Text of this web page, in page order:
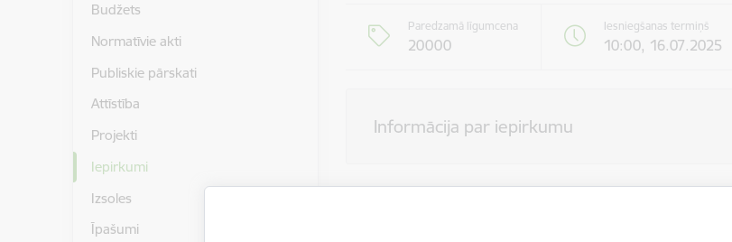
Budžets
Normatīvie akti
Publiskie pārskati
Attīstība
Projekti
Iepirkumi
Izsoles
Īpašumi
Paredzamā līgumcena
20000
Iesniegšanas termiņš
10:00, 16.07.2025
Informācija par iepirkumu